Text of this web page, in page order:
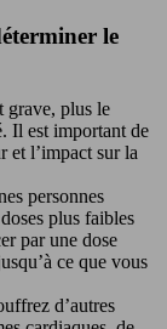
le
grave, plus le
Il est important de
et l’impact sur la
personnes
plus faibles
par une dose
ce que vous
d’autres